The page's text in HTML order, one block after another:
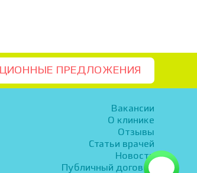
ПРЕДЛОЖЕНИЯ
Вакансии
О клинике
Отзывы
Статьи врачей
Новости
Публичный договор